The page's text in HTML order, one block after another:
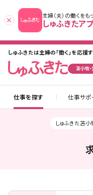
主婦（夫）の働くをも
しゅふきたア
あとで
しゅふきたは主婦の「働く」を応
苫小牧
仕事を探す 仕事サポ
しゅふきた苫小